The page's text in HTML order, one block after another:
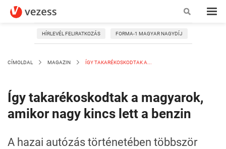
HÍRLEVÉL FELIRATKOZÁS FORMA-1 MAGYAR NAGYDÍJ
CÍMOLDAL MAGAZIN ÍGY TAKARÉKOSKODTAK A...
Így takarékoskodtak a magyarok,
amikor nagy kincs lett a benzin
A hazai autózás történetében többször